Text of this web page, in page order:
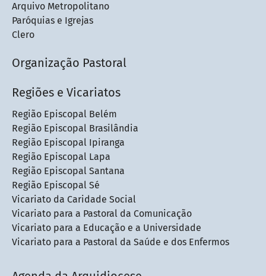
Arquivo Metropolitano
Paróquias e Igrejas
Clero
Organização Pastoral
Regiões e Vicariatos
Região Episcopal Belém
Região Episcopal Brasilândia
Região Episcopal Ipiranga
Região Episcopal Lapa
Região Episcopal Santana
Região Episcopal Sé
Vicariato da Caridade Social
Vicariato para a Pastoral da Comunicação
Vicariato para a Educação e a Universidade
Vicariato para a Pastoral da Saúde e dos Enfermos